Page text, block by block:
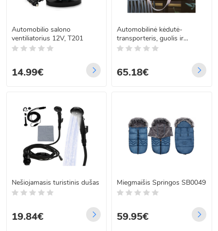
Automobilio salono
ventiliatorius 12V, T201
14.99€
Automobilinė kėdutė-
transporteris, guolis ir
krepšys šunims bei katėms,
65.18€
Nešiojamasis turistinis dušas
19.84€
Miegmaišis Springos SB0049
59.95€